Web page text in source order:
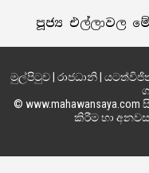
පූජ්‍ය එල්ලාවල
මුල්පිටුව| රාජධානි|
©
කිරීම හා